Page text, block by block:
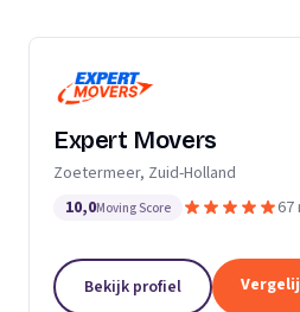
Expert Movers
Zoetermeer, Zuid-Holland
10,0Moving Score 67
Bekijk profiel